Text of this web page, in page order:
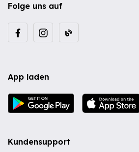
Folge uns auf
App laden
Kundensupport